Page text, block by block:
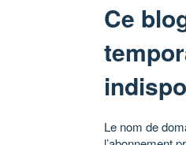
Ce
Le nom de